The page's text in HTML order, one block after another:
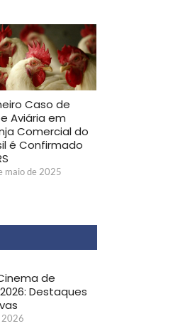
Caso de
Aviária em
Comercial do
é Confirmado
maio de 2025
de
Destaques
2026